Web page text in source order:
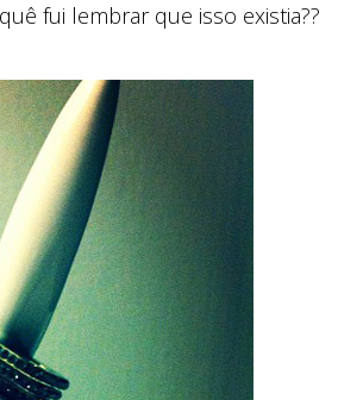
fui lembrar que isso existia??